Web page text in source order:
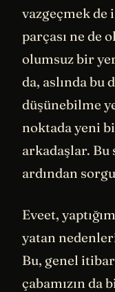
vazgeçmek de
parçası ne de
olumsuz bir
da, aslında bu
düşünebilme
noktada yeni
arkadaşlar. Bu
ardından
Eveet,
yatan
Bu, genel
çabamızın da